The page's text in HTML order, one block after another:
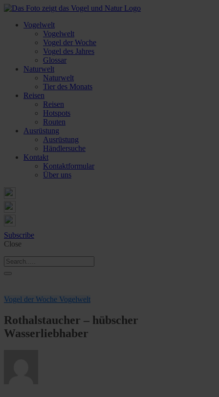
Vogelwelt
Vogelwelt
Vogel der Woche
Vogel des Jahres
Glossar
Naturwelt
Naturwelt
Tier des Monats
Reisen
Reisen
Hotspots
Routen
Ausrüstung
Ausrüstung
Händlersuche
Kontakt
Kontaktformular
Über uns
Subscribe
Close
Vogel der Woche Vogelwelt
Rothalstaucher – hübscher
Wasserliebhaber